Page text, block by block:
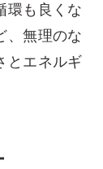
環も良くな
、無理のな
とエネルギ